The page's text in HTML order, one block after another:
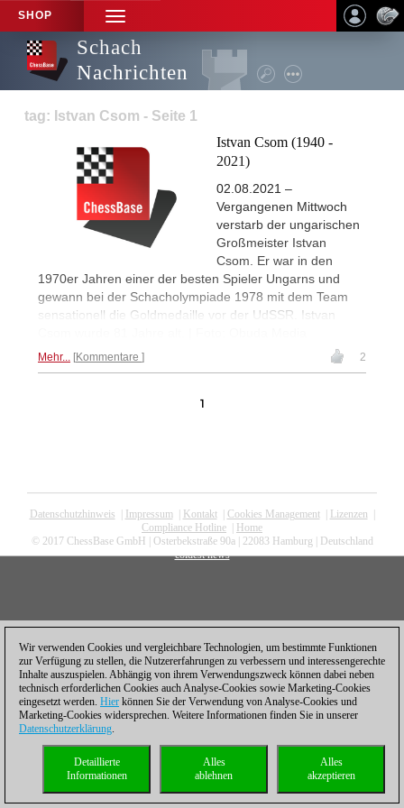
SHOP
TOGGLE
NAVIGATION
Schach
Nachrichten
tag: Istvan Csom - Seite 1
Istvan Csom (1940 -
2021)
02.08.2021 –
Vergangenen Mittwoch
verstarb der ungarischen
Großmeister Istvan
Csom. Er war in den
1970er Jahren einer der besten Spieler Ungarns und
gewann bei der Schacholympiade 1978 mit dem Team
sensationell die Goldmedaille vor der UdSSR. Istvan
Mehr... Kommentare 2
1
Datenschutzhinweis Impressum| Kontakt| Cookies Management| Lizenzen
Compliance Hotline
Home
© 2017 ChessBase GmbH | Osterbekstraße 90a | 22083 Hamburg | Deutschland
coldest news
Wir verwenden Cookies und vergleichbare Technologien, um bestimmte Funktionen
zur Verfügung zu stellen, die Nutzererfahrungen zu verbessern und interessengerechte
Inhalte auszuspielen. Abhängig von ihrem Verwendungszweck können dabei neben
technisch erforderlichen Cookies auch Analyse-Cookies sowie Marketing-Cookies
eingesetzt werden. Hier können Sie der Verwendung von Analyse-Cookies und
Marketing-Cookies widersprechen. Weitere Informationen finden Sie in unserer
Datenschutzerklärung.
Alles
akzeptieren
Alles
ablehnen
Detaillierte
Informationen